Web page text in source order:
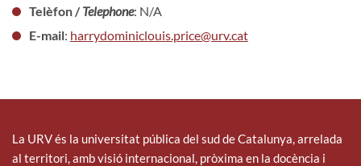
Telèfon /Telephone: N/A
E-mail: harrydominiclouis.price@urv.cat
La URV és la universitat pública del sud de Catalunya, arrelada
al territori, amb visió internacional, pròxima en la docència i